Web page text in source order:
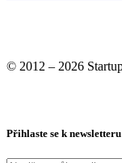
© 2012 – 2026
Přihlaste se k